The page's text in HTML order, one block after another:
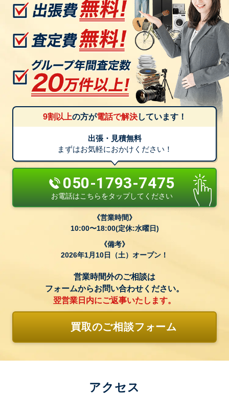
9割以上の方が電話で解決しています！
出張・見積無料
まずはお気軽におかけください！
050-1793-7475
お電話はこちらをタップしてください
営業時間
10:00〜18:00(定休:水曜日)
備考
2026年1月10日（土）オープン！
営業時間外のご相談は
フォームからお問い合わせください。
翌営業日内にご返事いたします。
買取のご相談フォーム
アクセス